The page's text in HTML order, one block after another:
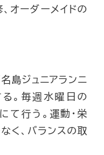
オーダーメイドの
島ジュニアランニ
。毎週水曜日の
て行う。運動・栄
く、バランスの取